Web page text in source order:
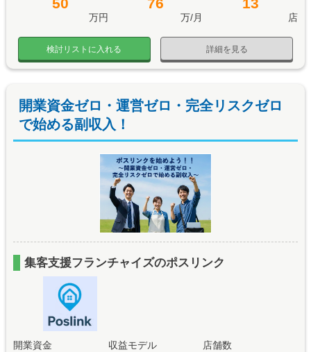
50
万円
76
万/月
13
店
詳細を見る
検討リストに入れる
開業資金ゼロ・運営ゼロ・完全リスクゼロ
で始める副収入！
集客支援フランチャイズのポスリンク
開業資金 収益モデル 店舗数